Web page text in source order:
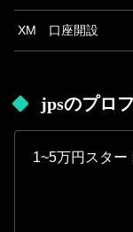
XM 口座開設
jpsのプロ
1~5万円スター